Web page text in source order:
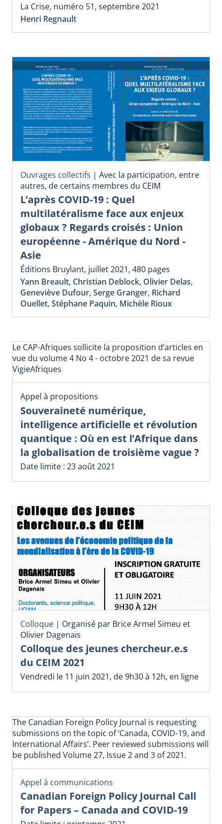
La Crise, numéro 51, septembre 2021
Henri Regnault
Ouvrages collectifs | Avec la participation, entre
autres, de certains membres du CEIM
L’après COVID-19 : Quel
multilatéralisme face aux enjeux
globaux ? Regards croisés : Union
européenne - Amérique du Nord -
Asie
Éditions Bruylant, juillet 2021, 480 pages
Yann Breault, Christian Deblock, Olivier Delas,
Geneviève Dufour, Serge Granger, Richard
Ouellet, Stéphane Paquin, Michèle Rioux
Le CAP-Afriques sollicite la proposition d’articles en
vue du volume 4 No 4 - octobre 2021 de sa revue
VigieAfriques
Appel à propositions
Souveraineté numérique,
intelligence artificielle et révolution
quantique : Où en est l’Afrique dans
la globalisation de troisième vague ?
Date limite : 23 août 2021
Colloque | Organisé par Brice Armel Simeu et
Olivier Dagenais
Colloque des jeunes chercheur.e.s
du CEIM 2021
Vendredi le 11 juin 2021, de 9h30 à 12h, en ligne
The Canadian Foreign Policy Journal is requesting
submissions on the topic of ‘Canada, COVID-19, and
International Affairs’. Peer reviewed submissions will
be published Volume 27, Issue 2 and 3 of 2021.
Appel à communications
Canadian Foreign Policy Journal Call
for Papers – Canada and COVID-19